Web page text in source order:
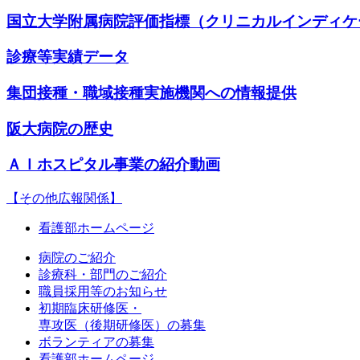
国立大学附属病院評価指標（クリニカルインディ
診療等実績データ
集団接種・職域接種実施機関への情報提供
阪大病院の歴史
ＡＩホスピタル事業の紹介動画
【その他広報関係】
看護部ホームページ
病院のご紹介
診療科・部門のご紹介
職員採用等のお知らせ
初期臨床研修医・
専攻医（後期研修医）の募集
ボランティアの募集